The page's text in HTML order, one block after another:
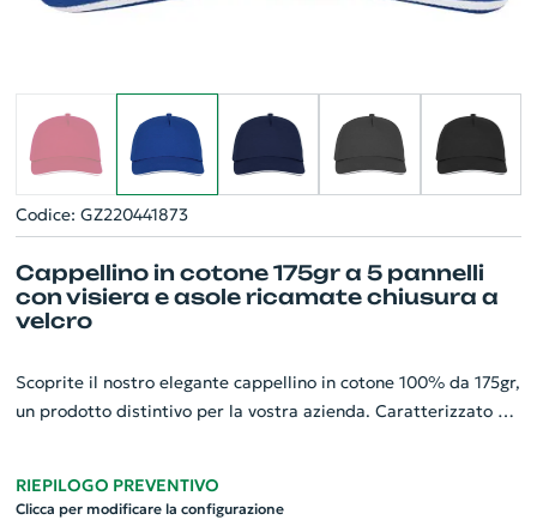
Codice: GZ220441873
Cappellino in cotone 175gr a 5 pannelli
con visiera e asole ricamate chiusura a
velcro
Scoprite il nostro elegante cappellino in cotone 100% da 175gr,
un prodotto distintivo per la vostra azienda. Caratterizzato da
asole ricamate garantiscono un'efficace aerazione, rendendolo
RIEPILOGO PREVENTIVO
Clicca per modificare la configurazione